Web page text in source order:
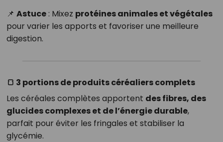
📌 Astuce: Mixez protéines animales et végétales
pour varier les apports et favoriser une meilleure
digestion.
🍞 3 portions de produits céréaliers complets
Les céréales complètes apportent des fibres, des
glucides complexes et de l’énergie durable,
parfait pour éviter les fringales et stabiliser la
glycémie.